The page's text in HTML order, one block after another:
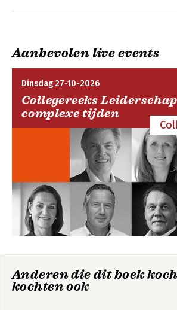
Bibliography Index
Aanbevolen live events
Dinsdag 27-10-2026
Collegereeks
complexe tijden
Anderen die dit boek
kochten ook